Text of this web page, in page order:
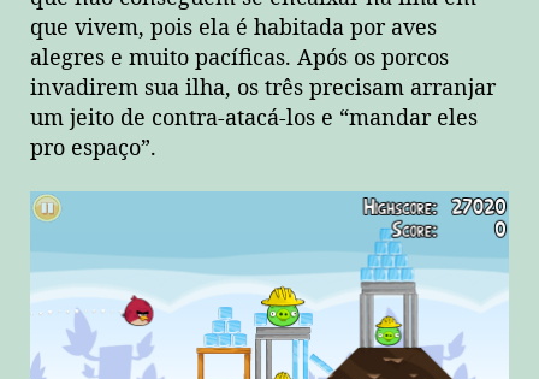
que vivem, pois ela é habitada por aves
alegres e muito pacíficas. Após os porcos
invadirem sua ilha, os três precisam arranjar
um jeito de contra-atacá-los e “mandar eles
pro espaço”.